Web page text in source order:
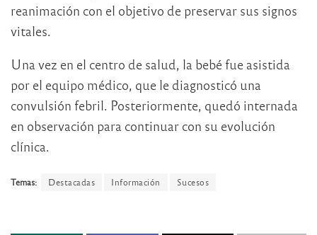
reanimación con el objetivo de preservar sus signos
vitales.
Una vez en el centro de salud, la bebé fue asistida
por el equipo médico, que le diagnosticó una
convulsión febril. Posteriormente, quedó internada
en observación para continuar con su evolución
clínica.
Temas: Destacadas Información Sucesos